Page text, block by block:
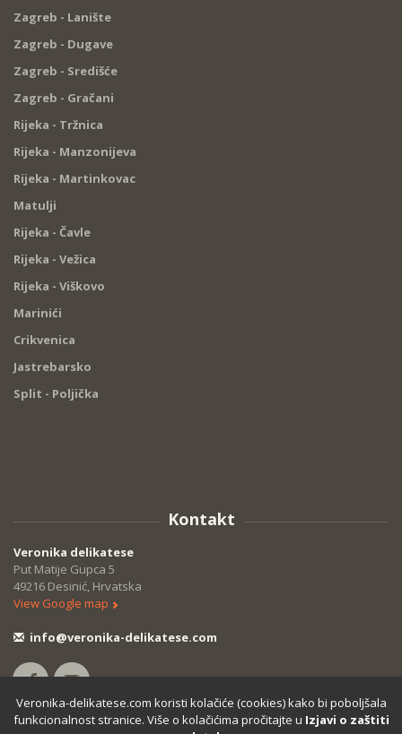
Zagreb - Lanište
Zagreb - Dugave
Zagreb - Središće
Zagreb - Gračani
Rijeka - Tržnica
Rijeka - Manzonijeva
Rijeka - Martinkovac
Matulji
Rijeka - Čavle
Rijeka - Vežica
Rijeka - Viškovo
Marinići
Crikvenica
Jastrebarsko
Split - Poljička
Kontakt
Veronika delikatese
Put Matije Gupca 5
49216 Desinić, Hrvatska
View Google map
info@veronika-delikatese.com
Veronika-delikatese.com koristi kolačiće (cookies) kako bi poboljšala
funkcionalnost stranice. Više o kolačićima pročitajte u Izjavi o zaštiti